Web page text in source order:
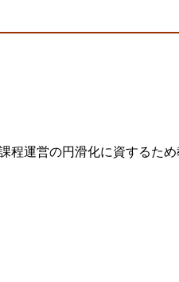
程運営の円滑化に資するた